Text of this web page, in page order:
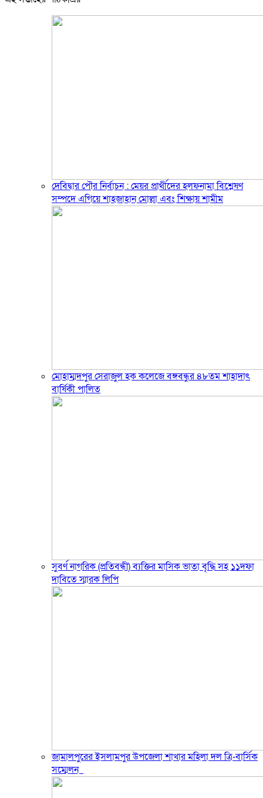
দেবিদ্বার পৌর নির্বাচন : মেয়র প্রার্থীদের হলফনামা বিশ্লেষণ
সম্পদে এগিয়ে শাহজাহান মোল্লা এবং শিক্ষায় শামীম
মোহাম্মদপুর সেরাজুল হক ক‌লে‌জে বঙ্গবন্ধুর ৪৮তম শাহাদাৎ
বা‌র্ষিকী পা‌লিত
সুবর্ণ নাগরিক (প্রতিবন্ধী) ব্যক্তির মাসিক ভাতা বৃদ্ধি সহ ১১দফা
দাবিতে স্মারক লিপি
জামালপুরের ইসলামপুর উপজেলা শাখার মহিলা দল ত্রি-বার্সিক
সম্মেলন